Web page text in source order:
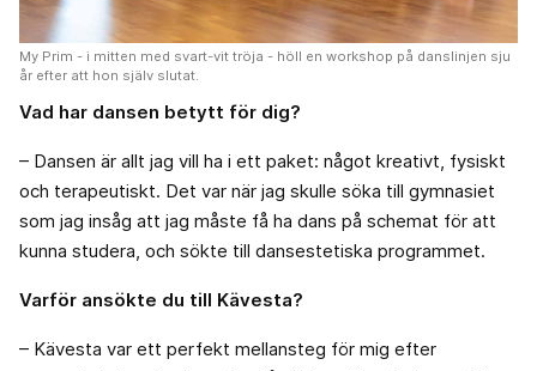
My Prim - i mitten med svart-vit tröja - höll en workshop på danslinjen sju
år efter att hon själv slutat.
Vad har dansen betytt för dig?
– Dansen är allt jag vill ha i ett paket: något kreativt, fysiskt
och terapeutiskt. Det var när jag skulle söka till gymnasiet
som jag insåg att jag måste få ha dans på schemat för att
kunna studera, och sökte till dansestetiska programmet.
Varför ansökte du till Kävesta?
– Kävesta var ett perfekt mellansteg för mig efter